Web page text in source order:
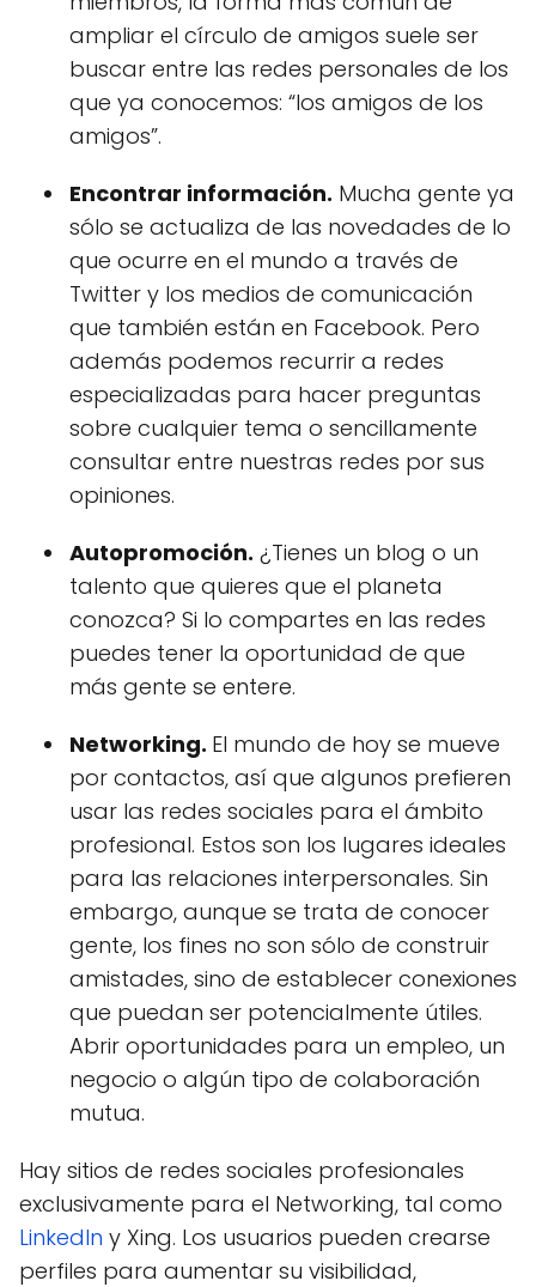
ampliar el círculo de amigos suele ser
buscar entre las redes personales de los
que ya conocemos: “los amigos de los
amigos”.
Encontrar información. Mucha gente ya
sólo se actualiza de las novedades de lo
que ocurre en el mundo a través de
Twitter y los medios de comunicación
que también están en Facebook. Pero
además podemos recurrir a redes
especializadas para hacer preguntas
sobre cualquier tema o sencillamente
consultar entre nuestras redes por sus
opiniones.
Autopromoción. ¿Tienes un blog o un
talento que quieres que el planeta
conozca? Si lo compartes en las redes
puedes tener la oportunidad de que
más gente se entere.
Networking. El mundo de hoy se mueve
por contactos, así que algunos prefieren
usar las redes sociales para el ámbito
profesional. Estos son los lugares ideales
para las relaciones interpersonales. Sin
embargo, aunque se trata de conocer
gente, los fines no son sólo de construir
amistades, sino de establecer conexiones
que puedan ser potencialmente útiles.
Abrir oportunidades para un empleo, un
negocio o algún tipo de colaboración
mutua.
Hay sitios de redes sociales profesionales
exclusivamente para el Networking, tal como
LinkedIn y Xing. Los usuarios pueden crearse
perfiles para aumentar su visibilidad,